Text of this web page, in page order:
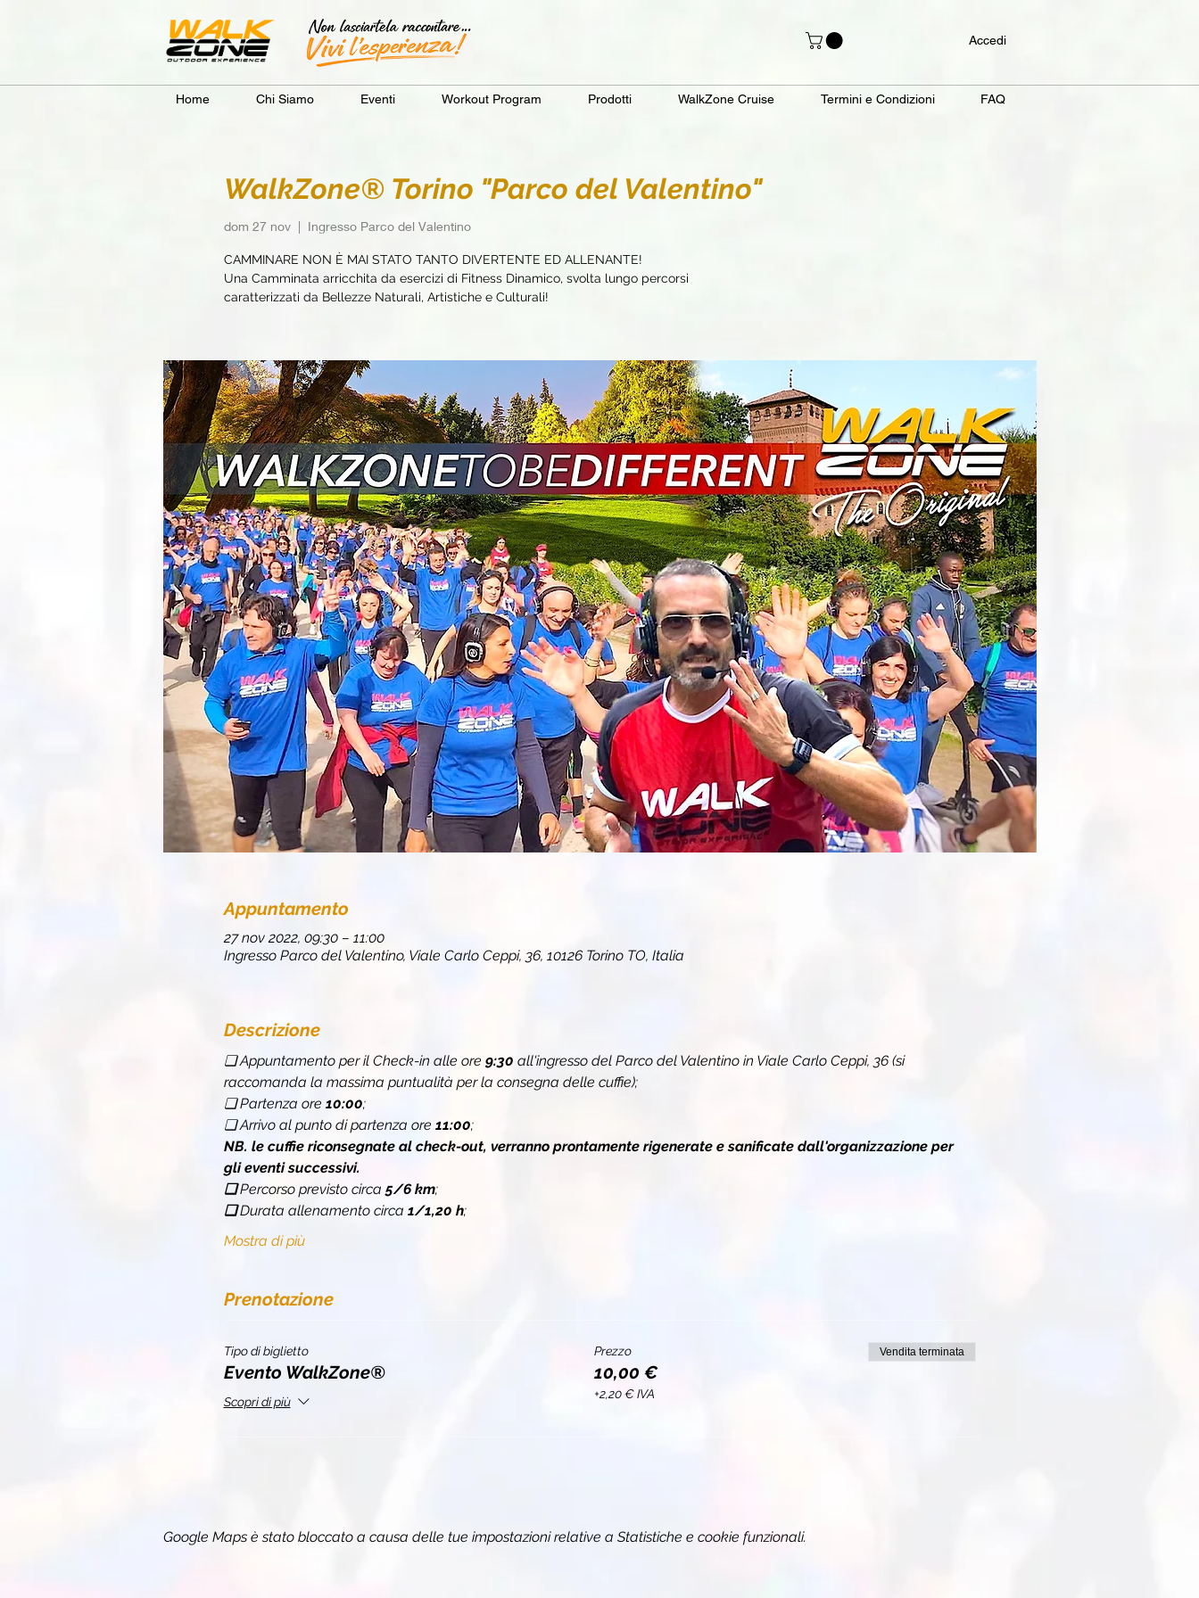
Accedi
Home Chi Siamo Eventi Workout Program Prodotti WalkZone Cruise Termini e Condizioni FAQ
WalkZone® Torino "Parco del Valentino"
dom 27 nov
  |
Ingresso Parco del Valentino
CAMMINARE NON È MAI STATO TANTO DIVERTENTE ED ALLENANTE!
Una Camminata arricchita da esercizi di Fitness Dinamico, svolta lungo percorsi
caratterizzati da Bellezze Naturali, Artistiche e Culturali!
Appuntamento
27 nov 2022, 09:30 – 11:00
Ingresso Parco del Valentino, Viale Carlo Ceppi, 36, 10126 Torino TO, Italia
Descrizione
❏ Appuntamento per il Check-in alle ore 9:30 all'ingresso del Parco del Valentino in Viale Carlo Ceppi, 36 (si
raccomanda la massima puntualità per la consegna delle cuffie);
❏ Partenza ore 10:00;
❏ Arrivo al punto di partenza ore 11:00;
NB. le cuffie riconsegnate al check-out, verranno prontamente rigenerate e sanificate dall'organizzazione per
gli eventi successivi.
❏ Percorso previsto circa 5/6 km;
❏ Durata allenamento circa 1/1,20 h;
Mostra di più
Prenotazione
Tipo di biglietto
Evento WalkZone®
Scopri di più
Prezzo
10,00 €
+2,20 € IVA
Vendita terminata
Google Maps è stato bloccato a causa delle tue impostazioni relative a Statistiche e cookie funzionali.